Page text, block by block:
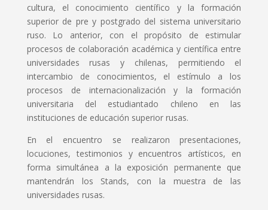
cultura, el conocimiento científico y la formación
superior de pre y postgrado del sistema universitario
ruso. Lo anterior, con el propósito de estimular
procesos de colaboración académica y científica entre
universidades rusas y chilenas, permitiendo el
intercambio de conocimientos, el estímulo a los
procesos de internacionalización y la formación
universitaria del estudiantado chileno en las
instituciones de educación superior rusas.
En el encuentro se realizaron presentaciones,
locuciones, testimonios y encuentros artísticos, en
forma simultánea a la exposición permanente que
mantendrán los Stands, con la muestra de las
universidades rusas.